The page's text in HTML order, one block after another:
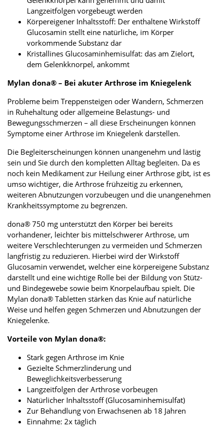
Langzeitfolgen vorgebeugt werden
Körpereigener Inhaltsstoff: Der enthaltene Wirkstoff
Glucosamin stellt eine natürliche, im Körper
vorkommende Substanz dar
Kristallines Glucosaminhemisulfat: das am Zielort,
dem Gelenkknorpel, ankommt
Mylan dona® – Bei akuter Arthrose im Kniegelenk
Probleme beim Treppensteigen oder Wandern, Schmerzen
in Ruhehaltung oder allgemeine Belastungs- und
Bewegungsschmerzen – all diese Erscheinungen können
Symptome einer Arthrose im Kniegelenk darstellen.
Die Begleiterscheinungen können unangenehm und lästig
sein und Sie durch den kompletten Alltag begleiten. Da es
noch kein Medikament zur Heilung einer Arthrose gibt, ist es
umso wichtiger, die Arthrose frühzeitig zu erkennen,
weiteren Abnutzungen vorzubeugen und die unangenehmen
Krankheitssymptome zu begrenzen.
dona® 750 mg unterstützt den Körper bei bereits
vorhandener, leichter bis mittelschwerer Arthrose, um
weitere Verschlechterungen zu vermeiden und Schmerzen
langfristig zu reduzieren. Hierbei wird der Wirkstoff
Glucosamin verwendet, welcher eine körpereigene Substanz
darstellt und eine wichtige Rolle bei der Bildung von Stütz-
und Bindegewebe sowie beim Knorpelaufbau spielt. Die
Mylan dona® Tabletten stärken das Knie auf natürliche
Weise und helfen gegen Schmerzen und Abnutzungen der
Kniegelenke.
Vorteile von Mylan dona®:
Stark gegen Arthrose im Knie
Gezielte Schmerzlinderung und
Beweglichkeitsverbesserung
Langzeitfolgen der Arthrose vorbeugen
Natürlicher Inhaltsstoff (Glucosaminhemisulfat)
Zur Behandlung von Erwachsenen ab 18 Jahren
Einnahme: 2x täglich